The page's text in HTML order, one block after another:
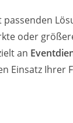
passenden
oder
an
Einsatz